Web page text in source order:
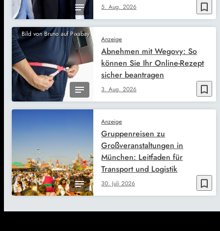
bookmark_border
5. Aug. 2026
Bild von Bruno auf Pixabay
bookmark_border
Anzeige
3. Aug. 2026
Abnehmen mit Wegovy: So
können Sie Ihr Online-Rezept
sicher beantragen
bookmark_border
Anzeige
30. Juli 2026
Gruppenreisen zu
Großveranstaltungen in
München: Leitfaden für
Transport und Logistik